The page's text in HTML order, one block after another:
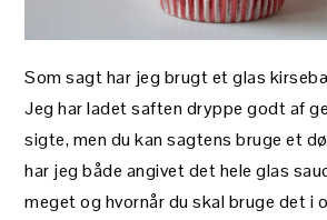
Som sagt har jeg brugt et glas
Jeg har ladet saften dryppe godt af
sigte, men du kan sagtens bruge et
har jeg både angivet det hele glas
meget og hvornår du skal bruge det i